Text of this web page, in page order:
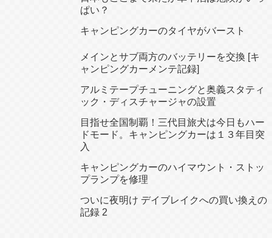
ぱい？
キャンピングカーのタイヤがバースト
メインとサブ両方のバッテリーを交換 [キ
ャンピングカーメンテ記録]
アルミテープチューニングと奥義スタティ
ック・ディスチャージャの設置
目指せ全国制覇！三代目旅犬は今日もハー
ドモード。キャンピングカーは１３年目突
入
キャンピングカーのハイマウント・ストッ
プランプを修理
ついに夜明け デイブレイクへの買い換えの
記録 2